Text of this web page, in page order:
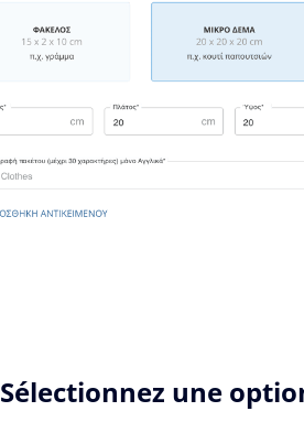
Sélectionnez une